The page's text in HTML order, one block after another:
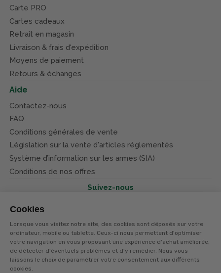
Cookies
Lorsque vous visitez notre site, des cookies sont déposés sur votre
ordinateur, mobile ou tablette. Ceux-ci nous permettent d'optimiser
votre navigation en vous proposant une expérience d'achat améliorée,
de détecter d'éventuels problèmes et d'y remédier. Nous vous
laissons le choix de paramétrer votre consentement aux différents
cookies.
Carte PRO
Cartes cadeaux
Retrait en magasin
Livraison & frais d'expédition
Moyens de paiement
Retours & échanges
Aide
Contactez-nous
FAQ
Conditions générales de vente
Législation sur la vente d'articles réglementés
Système d’information sur les armes (SIA)
Conditions de nos offres
Suivez-nous
© Terres et eaux 2026
Politique de confidentialité
Mentions légales
CGV